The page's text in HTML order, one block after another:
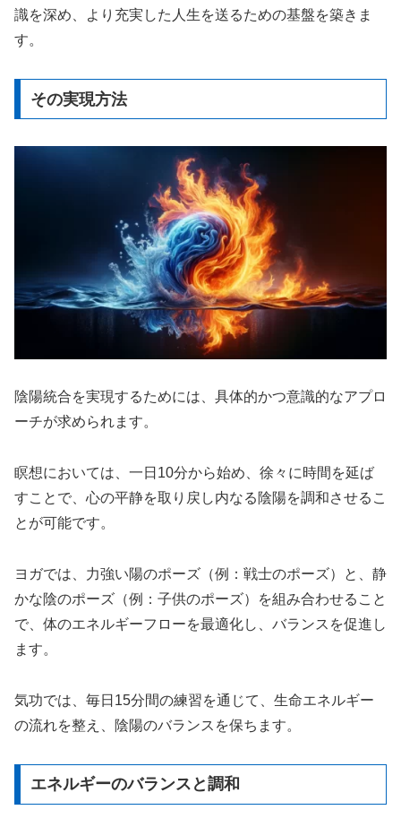
識を深め、より充実した人生を送るための基盤を築きま
す。
その実現方法
陰陽統合を実現するためには、具体的かつ意識的なアプロ
ーチが求められます。
瞑想においては、一日10分から始め、徐々に時間を延ば
すことで、心の平静を取り戻し内なる陰陽を調和させるこ
とが可能です。
ヨガでは、力強い陽のポーズ（例：戦士のポーズ）と、静
かな陰のポーズ（例：子供のポーズ）を組み合わせること
で、体のエネルギーフローを最適化し、バランスを促進し
ます。
気功では、毎日15分間の練習を通じて、生命エネルギー
の流れを整え、陰陽のバランスを保ちます。
エネルギーのバランスと調和